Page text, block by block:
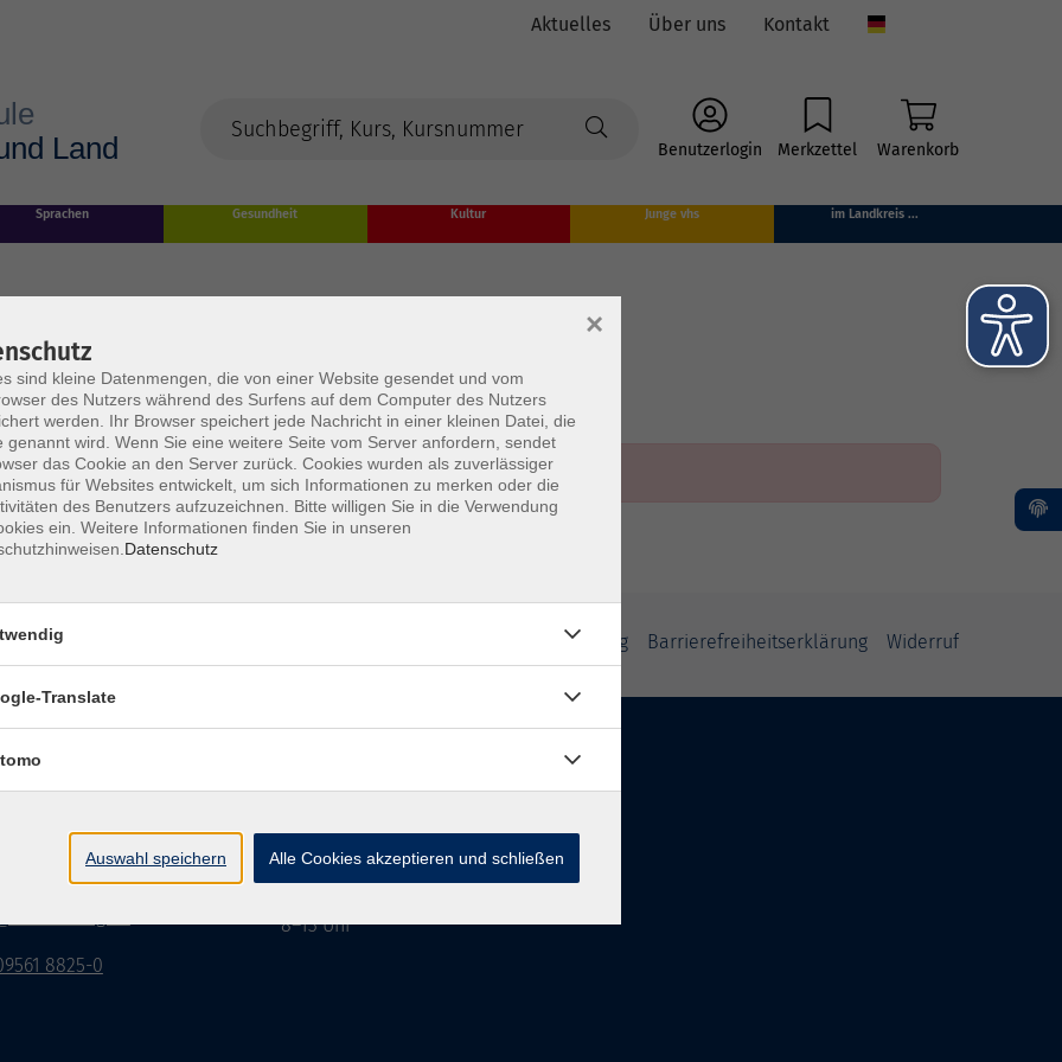
Aktuelles Über uns Kontakt
Benutzerlogin Merkzettel Warenkorb
Sprachen Gesundheit Kultur Junge vhs im Landkreis ...
AGB/Widerrufsbelehrung Barrierefreiheitserklärung Widerruf
15
8825-0
Montag bis Donnerstag:
8–13 Uhr und 13:30–17 Uhr
8–13 Uhr
sind kleine Datenmengen, die von einer Website gesendet und vom
des Nutzers während des Surfens auf dem Computer des Nutzers
werden. Ihr Browser speichert jede Nachricht in einer kleinen Datei, die
genannt wird. Wenn Sie eine weitere Seite vom Server anfordern, sendet
das Cookie an den Server zurück. Cookies wurden als zuverlässiger
für Websites entwickelt, um sich Informationen zu merken oder die
des Benutzers aufzuzeichnen. Bitte willigen Sie in die Verwendung
ein. Weitere Informationen finden Sie in unseren
Datenschutz
×
Translate
Auswahl speichern Alle Cookies akzeptieren und schließen